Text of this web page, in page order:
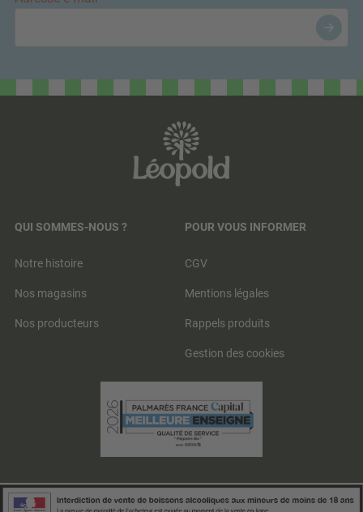
QUI SOMMES-NOUS ?
Notre histoire
Nos magasins
Nos producteurs
POUR VOUS INFORMER
CGV
Mentions légales
Rappels produits
Gestion des cookies